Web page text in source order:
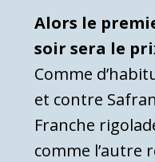
Alors le
soir sera le
Comme
et contre
Franche
comme l’autre